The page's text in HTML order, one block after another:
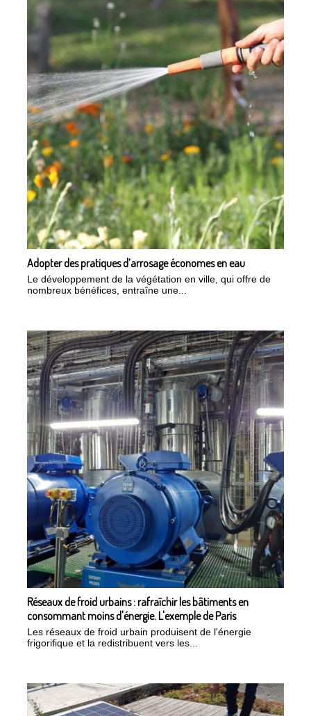
Adopter des pratiques d’arrosage économes en eau
Le développement de la végétation en ville, qui offre de
nombreux bénéfices, entraîne une...
Réseaux de froid urbains : rafraîchir les bâtiments en
consommant moins d'énergie. L'exemple de Paris
Les réseaux de froid urbain produisent de l'énergie
frigorifique et la redistribuent vers les...